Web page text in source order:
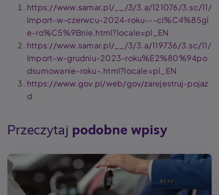
https://www.samar.pl/__/3/3.a/121076/3.sc/11/
Import-w-czerwcu-2024-roku---ci%C4%85gl
e-ro%C5%9Bnie.html?locale=pl_EN
https://www.samar.pl/__/3/3.a/119736/3.sc/11/
Import-w-grudniu-2023-roku%E2%80%94po
dsumowanie-roku-.html?locale=pl_EN
https://www.gov.pl/web/gov/zarejestruj-pojaz
d
Przeczytaj podobne wpisy